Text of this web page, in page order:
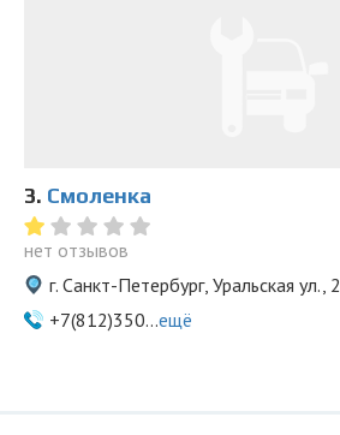
3. Смоленка
нет отзывов
г. Санкт-Петербург, Уральская ул., 2
+7(812)350...ещё